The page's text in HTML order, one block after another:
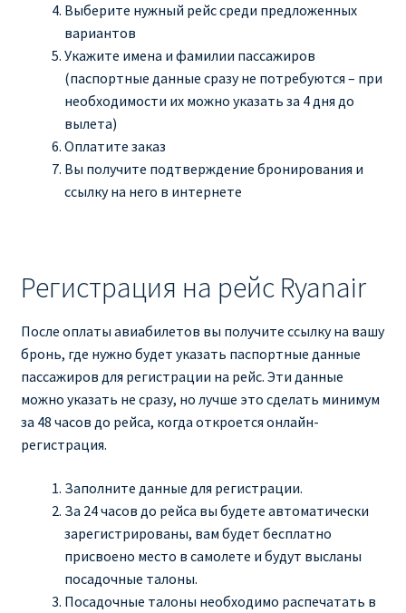
КАК НАЙТИ ДЕШЕВЫЙ БИЛЕТ
Кипр
КУПИТЬ АВИАБИЛЕТЫ ДЕШЕВО
Милан
ПРИЛОЖЕНИЕ RYANAIR НА РУССКОМ
ПРОВОЗ БАГАЖА RYANAIR – ПРАВИЛА
РАЙАНЭЙР НА РУССКОМ | КНФТФШК
РЕГИСТРАЦИЯ НА РЕЙС RYANAIR
Регистрация ребенка на рейс RYANAIR
Рождественские направления от € 9
Выберите нужный рейс среди предложенных
вариантов
Укажите имена и фамилии пассажиров
(паспортные данные сразу не потребуются – при
необходимости их можно указать за 4 дня до
вылета)
Оплатите заказ
Вы получите подтверждение бронирования и
ссылку на него в интернете
Регистрация на рейс Ryanair
После оплаты авиабилетов вы получите ссылку на вашу
бронь, где нужно будет указать паспортные данные
пассажиров для регистрации на рейс. Эти данные
можно указать не сразу, но лучше это сделать минимум
за 48 часов до рейса, когда откроется онлайн-
регистрация.
Заполните данные для регистрации.
За 24 часов до рейса вы будете автоматически
зарегистрированы, вам будет бесплатно
присвоено место в самолете и будут высланы
посадочные талоны.
Посадочные талоны необходимо распечатать в